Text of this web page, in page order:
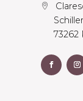

73262